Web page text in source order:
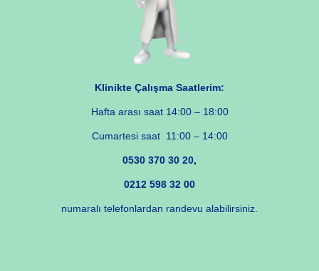
Klinikte Çalışma Saatlerim:
Hafta arası saat 14:00 – 18:00
Cumartesi saat 11:00 – 14:00
0530 370 30 20,
0212 598 32 00
numaralı telefonlardan randevu alabilirsiniz.